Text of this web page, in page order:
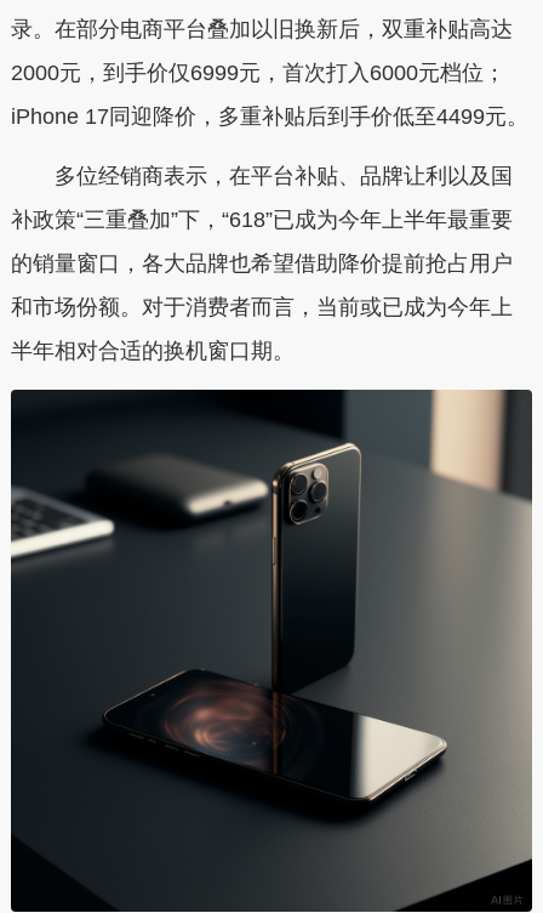
录。在部分电商平台叠加以旧换新后，双重补贴高达
2000元，到手价仅6999元，首次打入6000元档位；
iPhone 17同迎降价，多重补贴后到手价低至4499元。
多位经销商表示，在平台补贴、品牌让利以及国
补政策“三重叠加”下，“618”已成为今年上半年最重要
的销量窗口，各大品牌也希望借助降价提前抢占用户
和市场份额。对于消费者而言，当前或已成为今年上
半年相对合适的换机窗口期。